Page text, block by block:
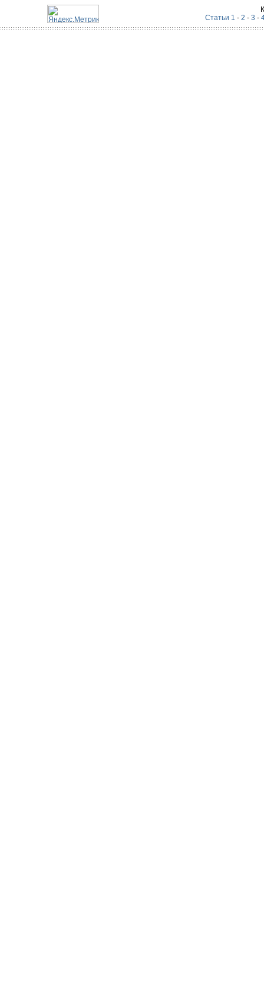
Статьи 1 - 2 - 3 -